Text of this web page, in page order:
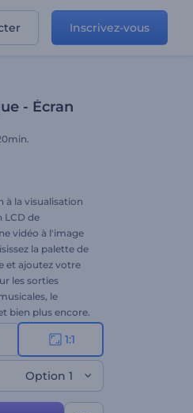
Inscrivez-vous
- Écran
à la visualisation
LCD de
vidéo à l'image
la palette de
et ajoutez votre
les sorties
le
bien plus encore.
!
1:1
Option 1